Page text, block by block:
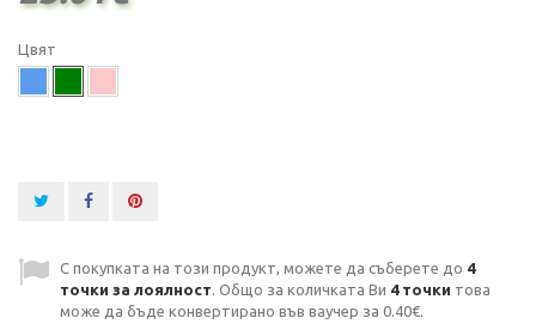
Цвят
С покупката на този продукт, можете да съберете до 4
точки за лоялност. Общо за количката Ви 4точки това
може да бъде конвертирано във ваучер за 0.40€.